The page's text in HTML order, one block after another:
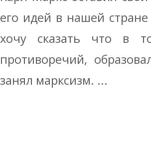
его идей в нашей
хочу сказать что в
противоречий,
занял марксизм. ...